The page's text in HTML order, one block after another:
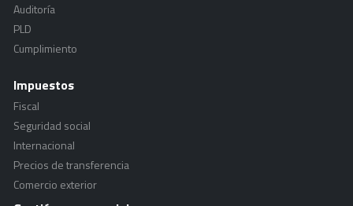
Auditoría
PLD
Cumplimiento
Impuestos
Fiscal
Seguridad social
Internacional
Precios de transferencia
Comercio exterior